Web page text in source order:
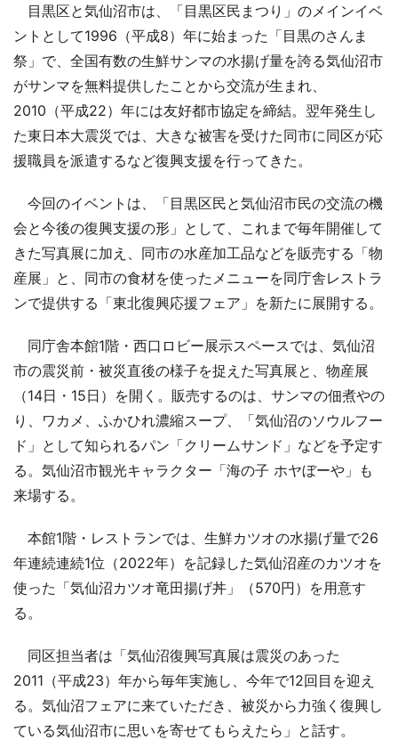
目黒区と気仙沼市は、「目黒区民まつり」のメインイベ
ントとして1996（平成8）年に始まった「目黒のさんま
祭」で、全国有数の生鮮サンマの水揚げ量を誇る気仙沼市
がサンマを無料提供したことから交流が生まれ、
2010（平成22）年には友好都市協定を締結。翌年発生し
た東日本大震災では、大きな被害を受けた同市に同区が応
援職員を派遣するなど復興支援を行ってきた。
今回のイベントは、「目黒区民と気仙沼市民の交流の機
会と今後の復興支援の形」として、これまで毎年開催して
きた写真展に加え、同市の水産加工品などを販売する「物
産展」と、同市の食材を使ったメニューを同庁舎レストラ
ンで提供する「東北復興応援フェア」を新たに展開する。
同庁舎本館1階・西口ロビー展示スペースでは、気仙沼
市の震災前・被災直後の様子を捉えた写真展と、物産展
（14日・15日）を開く。販売するのは、サンマの佃煮やの
り、ワカメ、ふかひれ濃縮スープ、「気仙沼のソウルフー
ド」として知られるパン「クリームサンド」などを予定す
る。気仙沼市観光キャラクター「海の子 ホヤぼーや」も
来場する。
本館1階・レストランでは、生鮮カツオの水揚げ量で26
年連続連続1位（2022年）を記録した気仙沼産のカツオを
使った「気仙沼カツオ竜田揚げ丼」（570円）を用意す
る。
同区担当者は「気仙沼復興写真展は震災のあった
2011（平成23）年から毎年実施し、今年で12回目を迎え
る。気仙沼フェアに来ていただき、被災から力強く復興し
ている気仙沼市に思いを寄せてもらえたら」と話す。